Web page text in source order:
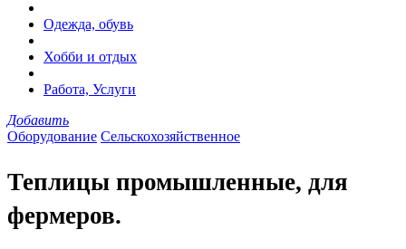
Одежда, обувь
Хобби и отдых
Работа, Услуги
Добавить
Оборудование Сельскохозяйственное
Теплицы промышленные, для
фермеров.